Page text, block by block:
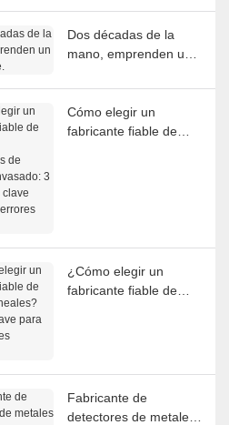
precisión.
Dos décadas de la
mano, emprenden un
Cómo elegir un
fabricante fiable de
¿Cómo elegir un
fabricante fiable de
Fabricante de
detectores de metales